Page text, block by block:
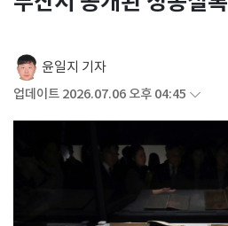
윤일지 기자
업데이트 2026.07.06 오후 04:45